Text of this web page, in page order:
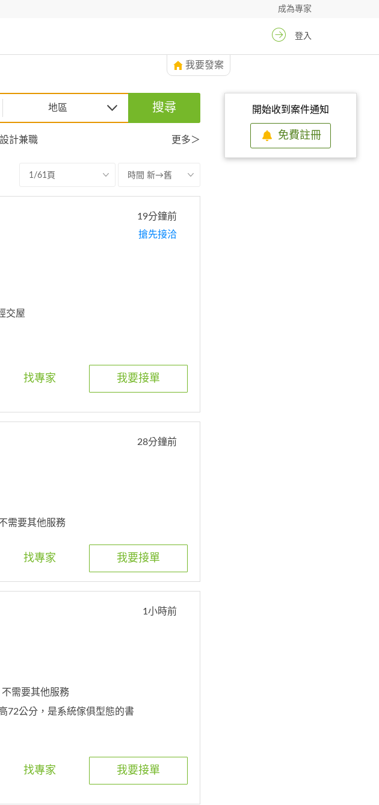
成為專家
登入
我要發案
開始收到案件通知
免費註冊
地區 搜尋
設計兼職 更多＞
1/61頁 時間 新→舊
19分鐘前
搶先接洽
交屋
我要接單
找專家
28分鐘前
需要其他服務
我要接單
找專家
1小時前
不需要其他服務
72公分，是系統傢俱型態的書
我要接單
找專家